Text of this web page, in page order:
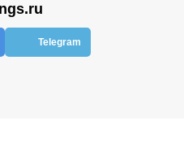
Telegram